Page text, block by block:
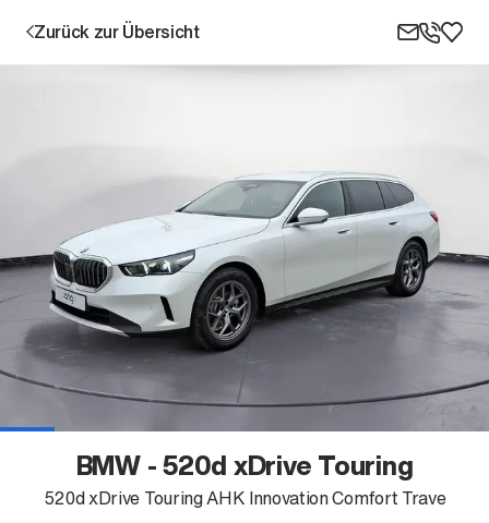
Aktion
Unternehmen
Zurück zur Übersicht
BMW - 520d xDrive Touring
520d xDrive Touring AHK Innovation Comfort Trave